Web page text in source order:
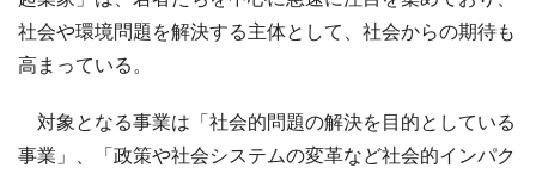
社会や環境問題を解決する主体として、社会からの期待も
高まっている。
対象となる事業は「社会的問題の解決を目的としている
事業」、「政策や社会システムの変革など社会的インパク